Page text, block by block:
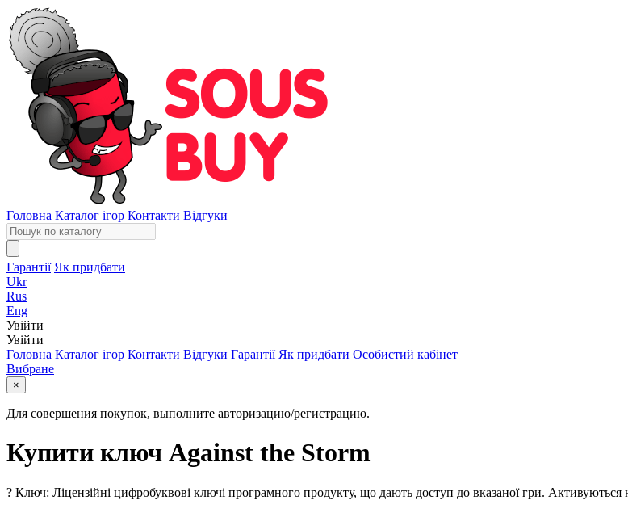
Головна Каталог ігор Контакти Відгуки
Гарантії Як придбати
Ukr
Rus
Eng
Увійти
Увійти
Головна Каталог ігор Контакти Відгуки Гарантії Як придбати Особистий кабінет
Вибране
×
Для совершения покупок, выполните авторизацию/регистрацию.
Купити ключ Against the Storm
? Ключ: Ліцензійні цифробуквові ключі програмного продукту, що дають доступ до вказаної гри.